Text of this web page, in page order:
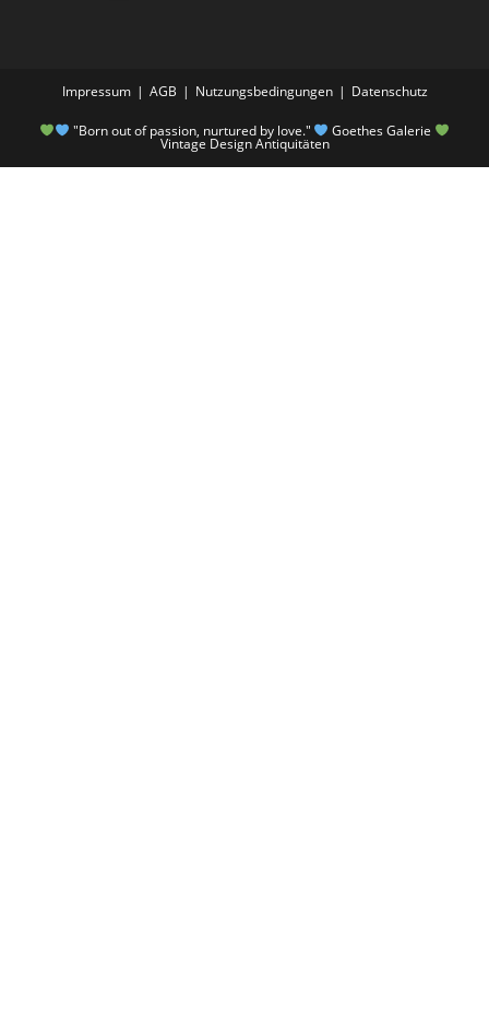
Impressum AGB Nutzungsbedingungen Datenschutz
"Born out of passion, nurtured by love." Goethes Galerie
Vintage Design Antiquitäten